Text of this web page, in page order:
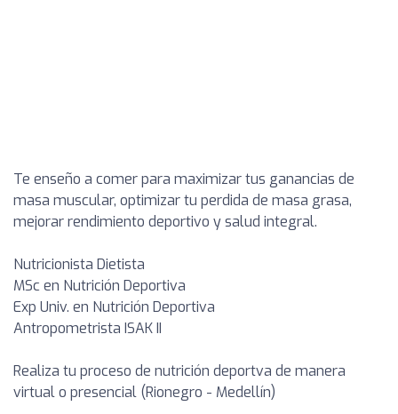
Te enseño a comer para maximizar tus ganancias de
masa muscular, optimizar tu perdida de masa grasa,
mejorar rendimiento deportivo y salud integral.
Nutricionista Dietista
MSc en Nutrición Deportiva
Exp Univ. en Nutrición Deportiva
Antropometrista ISAK II
Realiza tu proceso de nutrición deportva de manera
virtual o presencial (Rionegro - Medellín)